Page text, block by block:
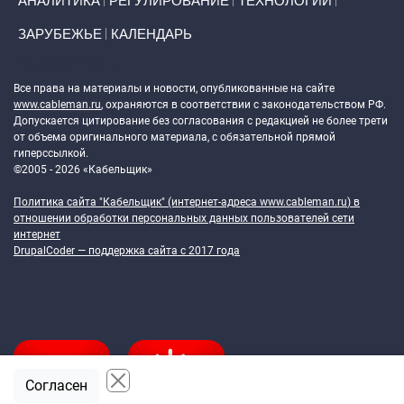
ЗАРУБЕЖЬЕ КАЛЕНДАРЬ
Все права на материалы и новости, опубликованные на сайте
www.cableman.ru, охраняются в соответствии с законодательством РФ.
Допускается цитирование без согласования с редакцией не более трети
от объема оригинального материала, с обязательной прямой
гиперссылкой.
©2005 - 2026 «Кабельщик»
Политика сайта "Кабельщик" (интернет-адреса www.cableman.ru) в
отношении обработки персональных данных пользователей сети
интернет
DrupalCoder — поддержка сайта c 2017 года
Согласен